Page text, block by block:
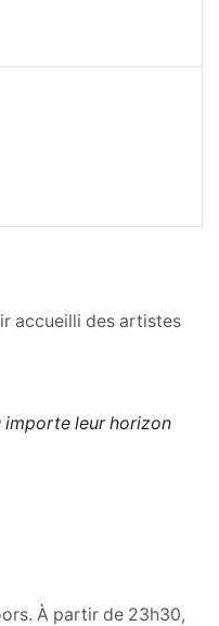
accueilli des artistes
importe leur horizon
À partir de 23h30,